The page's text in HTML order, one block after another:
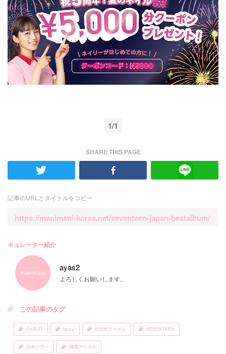
1/1
SHARE THIS PAGE
記事のURLとタイトルをコピー
https://manimani-korea.net/seventeen-japan-bestalbum/
キュレーター紹介
ayas2
よろしくお願いします。
この記事のタグ
CARAT kpop KPOPアイドル SEVENTEEN
日本ツアー 韓国アイドル